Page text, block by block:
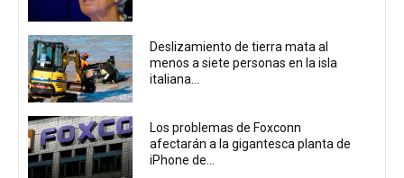
Deslizamiento de tierra mata al
menos a siete personas en la isla
italiana...
Los problemas de Foxconn
afectarán a la gigantesca planta de
iPhone de...